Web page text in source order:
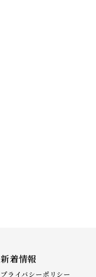
新着情報
プライバシーポリシー